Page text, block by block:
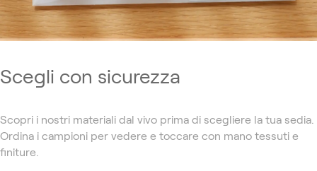
Scegli con sicurezza
Scopri i nostri materiali dal vivo prima di scegliere la tua sedia.
Ordina i campioni per vedere e toccare con mano tessuti e
finiture.